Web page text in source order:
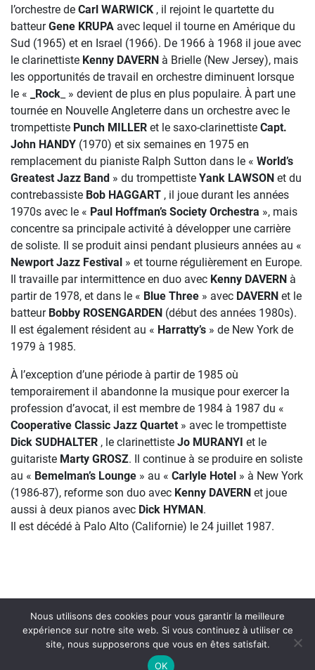
l’orchestre de Carl WARWICK , il rejoint le quartette du
batteurGene KRUPA avec lequel il tourne en Amérique du
Sud (1965) et en Israel (1966). De 1966 à 1968 il joue avec
le clarinettiste Kenny DAVERN à Brielle (New Jersey), mais
les opportunités de travail en orchestre diminuent lorsque
le «
_Rock _ » devient de plus en plus populaire. À part une
tournée en Nouvelle Angleterre dans un orchestre avec le
trompettiste Punch MILLER et le saxo-clarinettiste Capt.
John HANDY (1970) et six semaines en 1975 en
remplacement du pianiste Ralph Sutton dans le « World’s
Greatest Jazz Band » du trompettiste Yank LAWSON et du
contrebassiste Bob HAGGART , il joue durant les années
1970s avec le « Paul Hoffman’s Society Orchestra », mais
concentre sa principale activité à développer une carrière
de soliste. Il se produit ainsi pendant plusieurs années au «
Newport Jazz Festival » et tourne régulièrement en Europe.
Il travaille par intermittence en duo avec Kenny DAVERN à
partir de 1978, et dans le « Blue Three » avec DAVERN et le
batteur Bobby ROSENGARDEN (début des années 1980s).
Il est également résident au « Harratty’s » de New York de
1979 à 1985.
À l’exception d’une période à partir de 1985 où
temporairement il abandonne la musique pour exercer la
profession d’avocat, il est membre de 1984 à 1987 du «
Cooperative Classic Jazz Quartet » avec le trompettiste
Dick SUDHALTER , le clarinettiste Jo MURANYI et le
guitariste Marty GROSZ. Il continue à se produire en soliste
au « Bemelman’s Lounge » au « Carlyle Hotel » à New York
(1986-87), reforme son duo avec Kenny DAVERN et joue
aussi à deux pianos avec Dick HYMAN.
Il est décédé à Palo Alto (Californie) le 24 juillet 1987.
On Air : TUXEDO BIG BAND
Nous utilisons des cookies pour vous garantir la meilleure
expérience sur notre site web. Si vous continuez à utiliser ce
site, nous supposerons que vous en êtes satisfait.
OK